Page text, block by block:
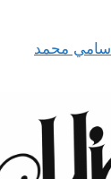
سامي محمد